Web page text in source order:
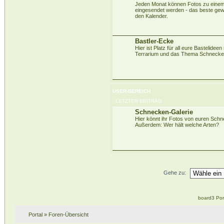
Jeden Monat können Fotos zu
eingesendet werden - das beste
den Kalender.
Bastler-Ecke
Hier ist Platz für all eure Bastelideen
Terrarium und das Thema
USER-BEREICH
LETZTER BEITRAG
Schnecken-Galerie
Hier könnt ihr Fotos von euren
Außerdem: Wer hält welche Arten?
Gehe zu:
board3
Portal» Foren-Übersicht